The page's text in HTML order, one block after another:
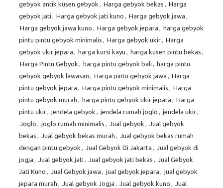
gebyok antik kusen gebyok , Harga gebyok bekas , Harga
gebyok jati , Harga gebyok jati kuno , Harga gebyok jawa ,
Harga gebyok jawa kuno , Harga gebyok jepara , harga gebyok
pintu pintu gebyok minimalis , Harga gebyok ukir, Harga
gebyok ukir jepara , harga kursi kayu , harga kusen pintu bekas ,
Harga Pintu Gebyok , harga pintu gebyok bali , harga pintu
gebyok gebyok lawasan , Harga pintu gebyok jawa , Harga
pintu gebyok jepara , Harga pintu gebyok minimalis , Harga
pintu gebyok murah , harga pintu gebyok ukir jepara , Harga
pintu ukir, jendela gebyok , jendela rumah joglo , jendela ukir,
Joglo , joglo rumah minimalis , Jual gebyok , Jual gebyok
bekas , Jual gebyok bekas murah , Jual gebyok bekas rumah
dengan pintu gebyok , Jual Gebyok Di Jakarta , Jual gebyok di
jogja , Jual gebyok jati , Jual gebyok jati bekas , Jual Gebyok
Jati Kuno , Jual Gebyok jawa , jual gebyok jepara , jual gebyok
jepara murah , Jual gebyok Jogja , Jual gebyok kuno , Jual